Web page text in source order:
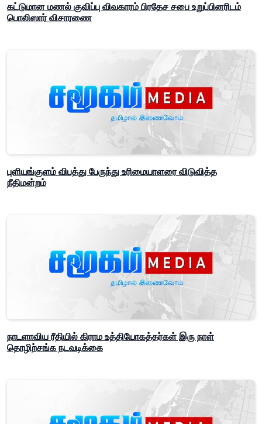
கட்டுமான மணல் குவிப்பு விவகாரம் பிரதேச சபை உறுப்பினரிடம்
பொலிஸார் விசாரணை
புளியங்குளம் விபத்து பேருந்து உரிமையாளரை விடுவித்த
நீதிமன்றம்
நாடளாவிய ரீதியில் கிராம உத்தியோகத்தர்கள் இரு நாள்
தொழிற்சங்க நடவடிக்கை